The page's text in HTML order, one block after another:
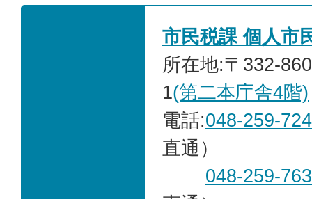
市民税課 個人市
所在地:〒332-
1(第二本庁舎4階)
電話:048-259-
直通）
048-259-